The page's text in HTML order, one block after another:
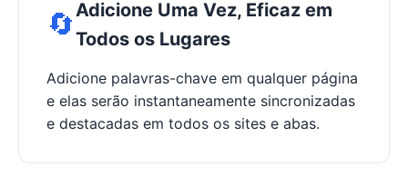
🔄 Adicione Uma Vez, Eficaz em
Todos os Lugares
Adicione palavras-chave em qualquer página
e elas serão instantaneamente sincronizadas
e destacadas em todos os sites e abas.